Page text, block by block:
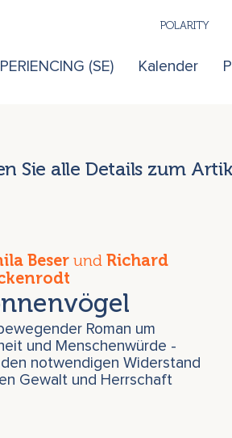
(SE) Kalender
POLARITY
Sie alle Details zum
Beserund Richard
Roman um
und Menschenwürde -
notwendigen Widerstand
Gewalt und Herrschaft